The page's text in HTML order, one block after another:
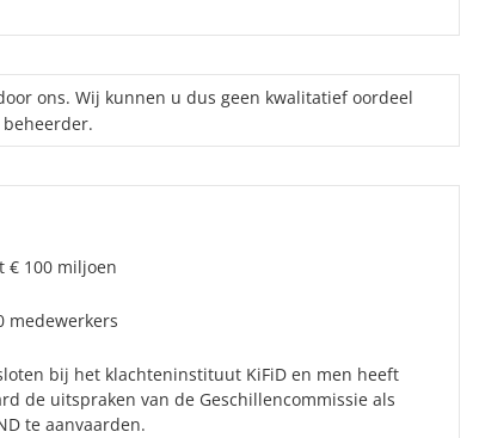
ons. Wij kunnen u dus geen kwalitatief oordeel
€ 100 miljoen
medewerkers
bij het klachteninstituut KiFiD en men heeft
de uitspraken van de Geschillencommissie als
te aanvaarden.